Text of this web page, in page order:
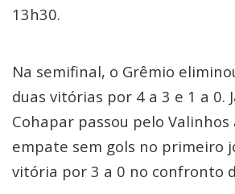
13h30.
Na semifinal, o Grêmio
duas vitórias por 4 a 3 e 1 a 0.
Cohapar passou pelo Valinhos
empate sem gols no primeiro
vitória por 3 a 0 no confronto